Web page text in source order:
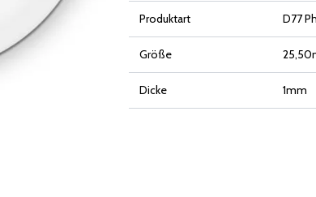
Produktart D77
Größe
Dicke 1mm